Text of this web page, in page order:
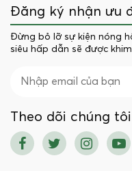
Đăng ký nhận ưu
Đừng bỏ lỡ sự kiện nóng
siêu hấp dẫn sẽ được
Theo dõi chúng